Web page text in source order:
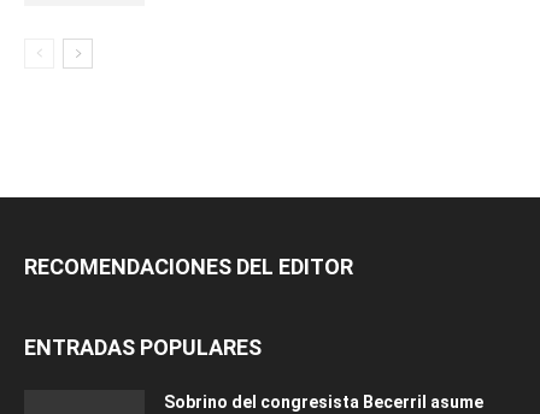
RECOMENDACIONES DEL EDITOR
ENTRADAS POPULARES
Sobrino del congresista Becerril asume